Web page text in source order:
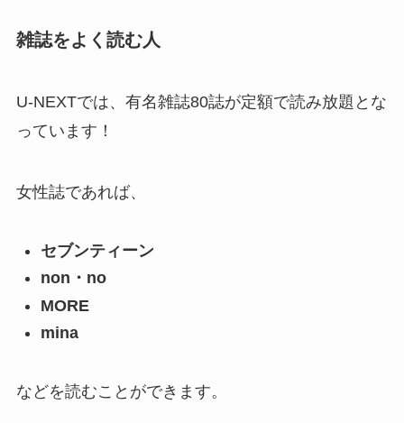
雑誌をよく読む人
U-NEXTでは、有名雑誌80誌が定額で読み放題とな
っています！
女性誌であれば、
セブンティーン
non・no
MORE
mina
などを読むことができます。